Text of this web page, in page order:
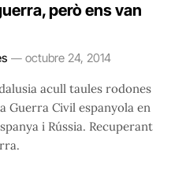
però ens van
octubre 24, 2014
acull taules rodones
Guerra Civil espanyola en
i Rússia. Recuperant